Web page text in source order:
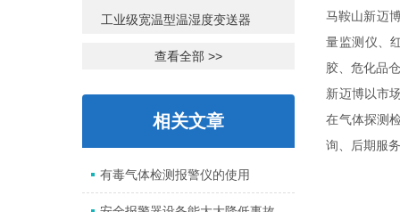
工业级宽温型温湿度变送器
查看全部 >>
相关文章
有毒气体检测报警仪的使用
马鞍山新迈
量监测仪、
胶、危化品
新迈博以市
在气体探测
询、后期服